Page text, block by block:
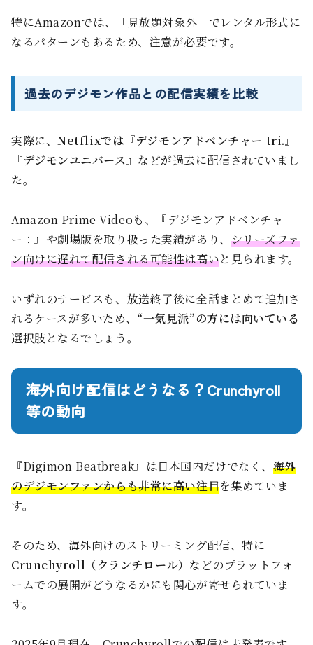
特にAmazonでは、「見放題対象外」でレンタル形式に
なるパターンもあるため、注意が必要です。
過去のデジモン作品との配信実績を比較
実際に、Netflixでは『デジモンアドベンチャー tri.』
『デジモンユニバース』 などが過去に配信されていまし
た。
Amazon Prime Videoも、『デジモンアドベンチャ
ー：』や劇場版を取り扱った実績があり、 シリーズファ
ン向けに遅れて配信される可能性は高いと見られます。
いずれのサービスも、放送終了後に全話まとめて追加さ
れるケースが多いため、 “一気見派”の方には向いている
選択肢となるでしょう。
海外向け配信はどうなる？Crunchyroll
等の動向
『Digimon Beatbreak』は日本国内だけでなく、 海外
のデジモンファンからも非常に高い注目を集めていま
す。
そのため、海外向けのストリーミング配信、特に
Crunchyroll（クランチロール） などのプラットフォ
ームでの展開がどうなるかにも関心が寄せられていま
す。